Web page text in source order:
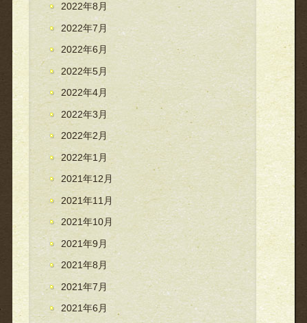
2022年8月
2022年7月
2022年6月
2022年5月
2022年4月
2022年3月
2022年2月
2022年1月
2021年12月
2021年11月
2021年10月
2021年9月
2021年8月
2021年7月
2021年6月